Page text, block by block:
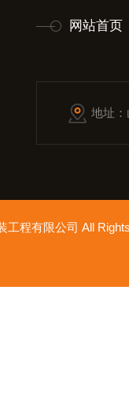
网站首页
地址
工程有限公司 All